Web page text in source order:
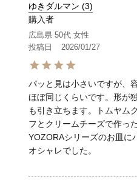
ゆきダルマン 3
購入者
広島県 50代 女性
投稿日
2026/01/27
パッと見は小さいですが、
ほぼ同じくらいです。形が
も引き立ちます。トムヤム
フとクリームチーズで作っ
YOZORAシリーズのお皿に
オシャレでした。